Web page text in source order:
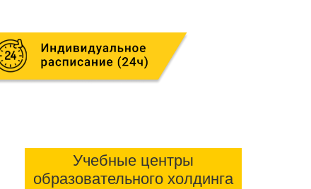
Учебные центры
образовательного холдинга